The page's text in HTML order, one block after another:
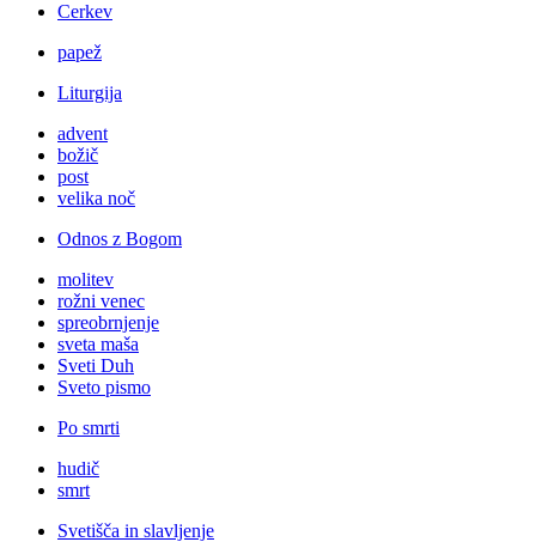
Cerkev
papež
Liturgija
advent
božič
post
velika noč
Odnos z Bogom
molitev
rožni venec
spreobrnjenje
sveta maša
Sveti Duh
Sveto pismo
Po smrti
hudič
smrt
Svetišča in slavljenje